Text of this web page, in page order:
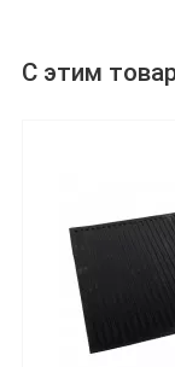
С этим